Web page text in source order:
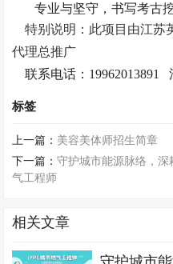
专业与坚守，书写考古
特别说明：此项目由江苏
代理总推广
联系电话：19962013891
标签
上一篇： 美容美体师招生简章
下一篇：守护城市能源脉络，
气工程师
相关文章